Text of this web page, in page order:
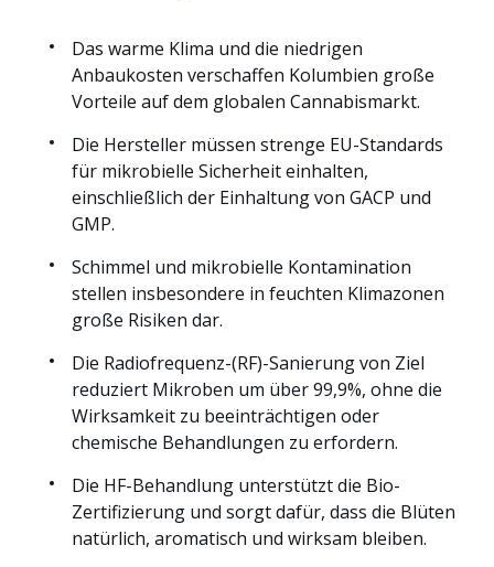
Das warme Klima und die niedrigen
Anbaukosten verschaffen Kolumbien große
Vorteile auf dem globalen Cannabismarkt.
Die Hersteller müssen strenge EU-Standards
für mikrobielle Sicherheit einhalten,
einschließlich der Einhaltung von GACP und
GMP.
Schimmel und mikrobielle Kontamination
stellen insbesondere in feuchten Klimazonen
große Risiken dar.
Die Radiofrequenz-(RF)-Sanierung von Ziel
reduziert Mikroben um über 99,9%, ohne die
Wirksamkeit zu beeinträchtigen oder
chemische Behandlungen zu erfordern.
Die HF-Behandlung unterstützt die Bio-
Zertifizierung und sorgt dafür, dass die Blüten
natürlich, aromatisch und wirksam bleiben.